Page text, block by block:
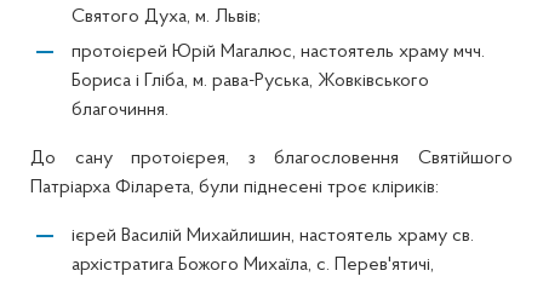
Святого Духа, м. Львів;
протоієрей Юрій Магалюс, настоятель храму мчч.
Бориса і Гліба, м. рава-Руська, Жовківського
благочиння.
До сану протоієрея, з благословення Святійшого
Патріарха Філарета, були піднесені троє кліриків:
ієрей Василій Михайлишин, настоятель храму св.
архістратига Божого Михаїла, с. Перев'ятичі,